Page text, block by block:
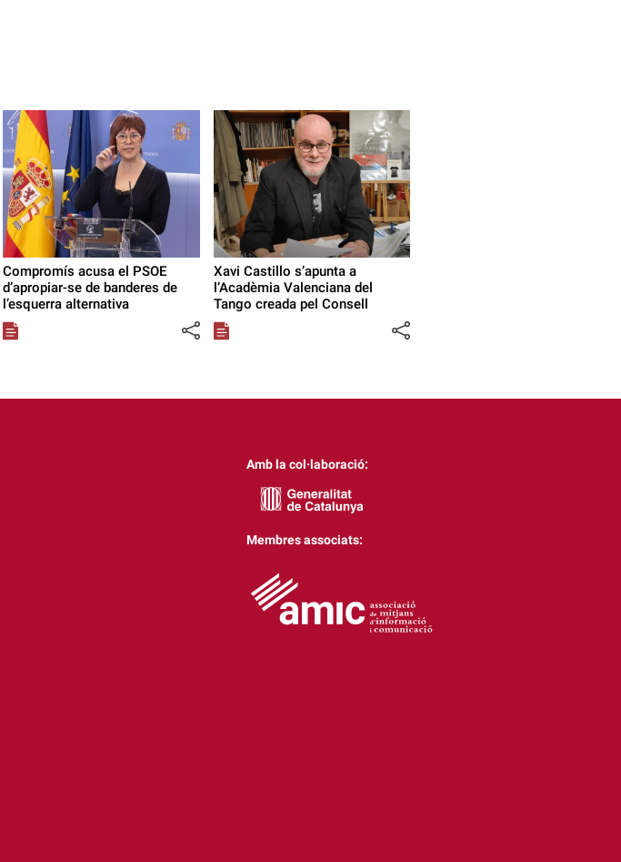
Compromís acusa el PSOE
d’apropiar-se de banderes de
l’esquerra alternativa
Xavi Castillo s’apunta a
l’Acadèmia Valenciana del
Tango creada pel Consell
Amb la col·laboració:
Membres associats: